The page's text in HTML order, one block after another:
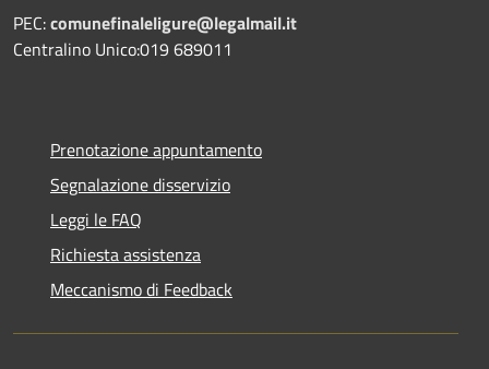
PEC:comunefinaleligure@legalmail.it
Centralino Unico:019 689011
Prenotazione appuntamento
Segnalazione disservizio
Leggi le FAQ
Richiesta assistenza
Meccanismo di Feedback